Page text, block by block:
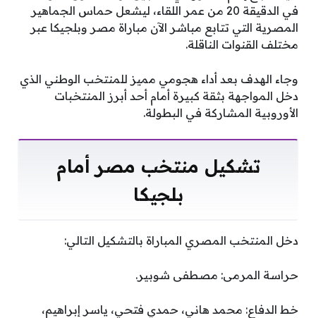
في الدقيقة 20 من عمر اللقاء، ليشعل حماس الجماهير
المصرية التي تتابع مباشر الآن مباراة مصر وبلجيكا عبر
مختلف القنوات الناقلة.
وجاء الهدف بعد أداء هجومي مميز للمنتخب الوطني الذي
دخل المواجهة بثقة كبيرة أمام أحد أبرز المنتخبات
الأوروبية المشاركة في البطولة.
تشكيل منتخب مصر أمام
بلجيكا
دخل المنتخب المصري المباراة بالتشكيل التالي:
حراسة المرمى: مصطفى شوبير.
خط الدفاع: محمد هاني، حمدي فتحي، ياسر إبراهيم،